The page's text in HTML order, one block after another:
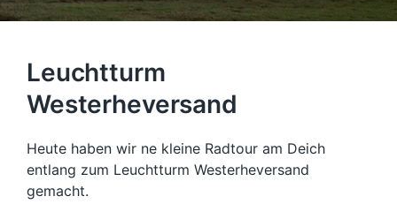
Leuchtturm
Westerheversand
Heute haben wir ne kleine Radtour am Deich
entlang zum Leuchtturm Westerheversand
gemacht.